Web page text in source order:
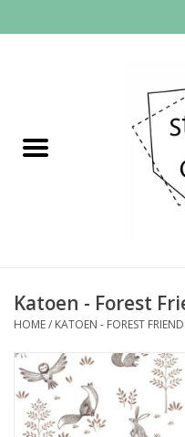
✂︎Nieuw
Fournituren
Workshops
Katoen - Forest
HOME/ KATOEN - FOREST